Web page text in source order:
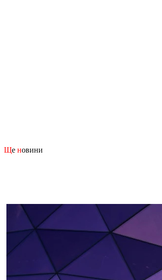
Ще новини